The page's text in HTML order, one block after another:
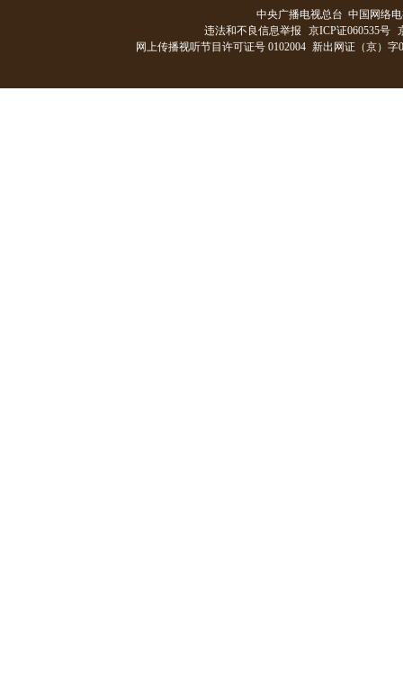
中央广播电视总台 中国网络
违法和不良信息举报
京ICP证060535号
网上传播视听节目许可证号 0102004 新出网证（京）